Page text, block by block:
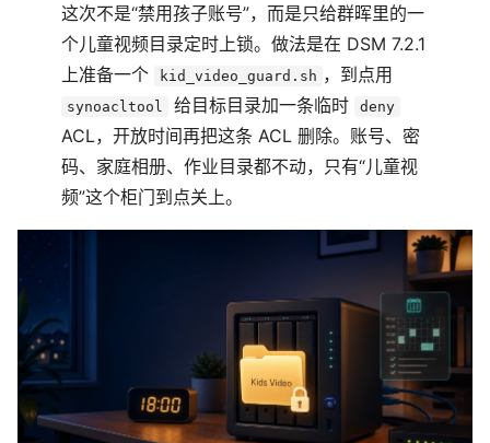
这次不是“禁用孩子账号”，而是只给群晖里的一
个儿童视频目录定时上锁。做法是在 DSM 7.2.1
上准备一个
kid_video_guard.sh ，到点用
synoacltool 给目标目录加一条临时 deny
ACL，开放时间再把这条 ACL 删除。账号、密
码、家庭相册、作业目录都不动，只有“儿童视
频”这个柜门到点关上。